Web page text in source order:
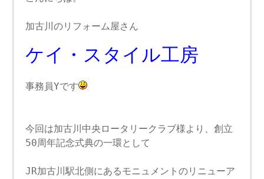
加古川のリフォーム屋さん
ケイ・スタイル工房
事務員Yです
今回は加古川中央ロータリークラブ様より、創立
50周年記念式典の一環として
JR加古川駅北側にあるモニュメントのリニューア